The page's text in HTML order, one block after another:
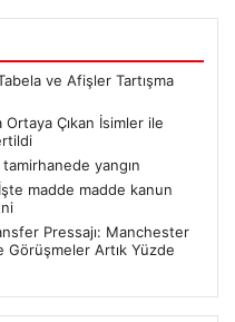
ve Afişler Tartışma
Çıkan İsimler ile
tamirhanede yangın
madde madde kanun
Pressajı: Manchester
Görüşmeler Artık Yüzde